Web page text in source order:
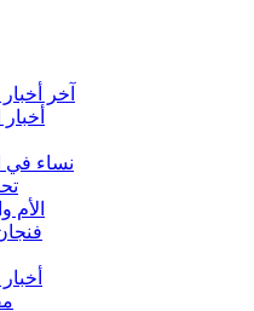
آخر
نساء في
الأم